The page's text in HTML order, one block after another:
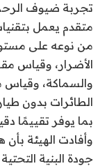
تجربة ضيوف
متقدم يعمل
من نوعه على
الأضرار، وقياس
والسماكة، وقياس
الطائرات بدون
بما يوفر تقييمًا
وأفادت الهيئة
جودة البنية